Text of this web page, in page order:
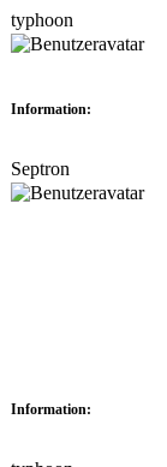
typhoon
Information:
Septron
Information: